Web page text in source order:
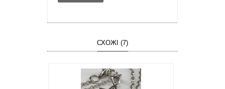
СХОЖІ (7)